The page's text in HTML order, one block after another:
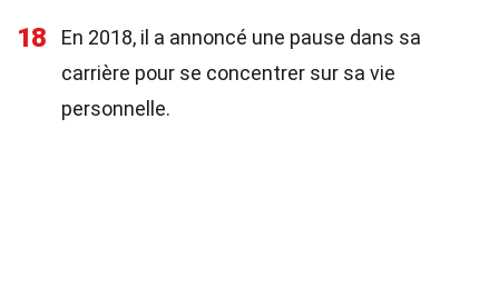
18
En 2018, il a annoncé une pause dans sa
carrière pour se concentrer sur sa vie
personnelle.